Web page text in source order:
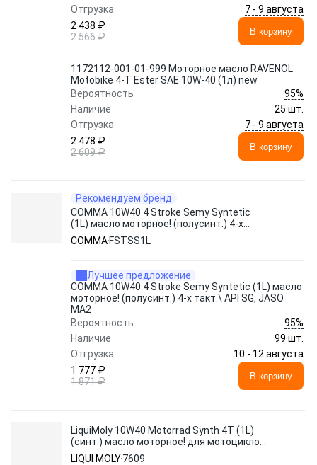
Отгрузка
7 - 9 августа
2 438 ₽
2 566 ₽
В корзину
1172112-001-01-999 Моторное масло RAVENOL
Motobike 4-T Ester SAE 10W-40 (1л) new
Вероятность
95%
Наличие
25 шт.
Отгрузка
7 - 9 августа
2 478 ₽
2 609 ₽
В корзину
Рекомендуем бренд
COMMA 10W40 4 Stroke Semy Syntetic
(1L) масло моторное! (полусинт.) 4-х
такт.\ API SG, JASO MA2
COMMA FSTSS1L
Лучшее предложение
COMMA 10W40 4 Stroke Semy Syntetic (1L) масло
моторное! (полусинт.) 4-х такт.\ API SG, JASO
MA2
Вероятность
95%
Наличие
99 шт.
Отгрузка
10 - 12 августа
1 777 ₽
1 871 ₽
В корзину
LiquiMoly 10W40 Motorrad Synth 4T (1L)
(синт.) масло моторное! для мотоциклов\
API-SL, JASO MA-2
LIQUI MOLY7609